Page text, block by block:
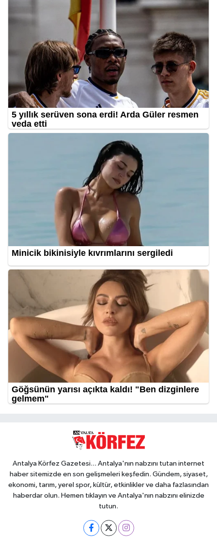
Antalya Körfez Gazetesi... Antalya'nın nabzını tutan internet
haber sitemizde en son gelişmeleri keşfedin. Gündem, siyaset,
ekonomi, tarım, yerel spor, kültür, etkinlikler ve daha fazlasından
haberdar olun. Hemen tıklayın ve Antalya'nın nabzını elinizde
tutun.